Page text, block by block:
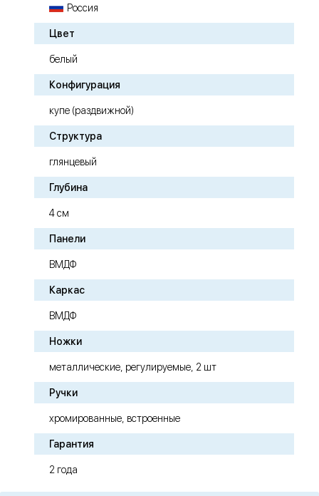
Россия
Цвет
белый
Конфигурация
купе (раздвижной)
Структура
глянцевый
Глубина
4 см
Панели
ВМДФ
Каркас
ВМДФ
Ножки
металлические, регулируемые, 2 шт
Ручки
хромированные, встроенные
Гарантия
2 года